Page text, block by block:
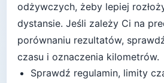
odżywczych, żeby lepiej
dystansie. Jeśli zależy Ci na
porównaniu rezultatów,
czasu i oznaczenia kilometrów.
Sprawdź regulamin, limity